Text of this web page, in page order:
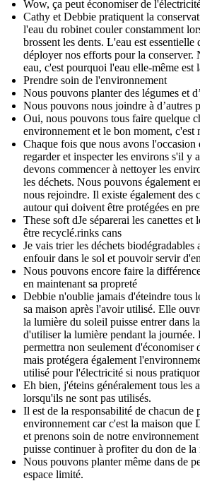
Wow, ça peut économiser de
Cathy et Debbie pratiquent la
l'eau du robinet couler constamment
brossent les dents. L'eau est
déployer nos efforts pour la conserver.
eau, c'est pourquoi l'eau elle-même est
Prendre soin de l'environnement
Nous pouvons planter des légumes et
Nous pouvons nous joindre à d’autres
Oui, nous pouvons tous faire quelque
environnement et le bon moment, c'est
Chaque fois que nous avons
regarder et inspecter les environs s'il y
devons commencer à nettoyer les
les déchets. Nous pouvons également
nous rejoindre. Il existe également des
autour qui doivent être protégées en
These soft dJe séparerai les canettes
être recyclé.rinks cans
Je vais trier les déchets
enfouir dans le sol et pouvoir servir
Nous pouvons encore faire la
en maintenant sa propreté
Debbie n'oublie jamais d'éteindre tous
sa maison après l'avoir utilisé. Elle
la lumière du soleil puisse entrer dans
d'utiliser la lumière pendant la journée.
permettra non seulement d'économiser
mais protégera également
utilisé pour l'électricité si nous
Eh bien, j'éteins généralement tous les
lorsqu'ils ne sont pas utilisés.
Il est de la responsabilité de chacun de
environnement car c'est la maison que
et prenons soin de notre
puisse continuer à profiter du don de la
Nous pouvons planter même dans de
espace limité.